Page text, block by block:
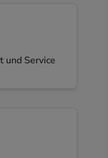
und Service